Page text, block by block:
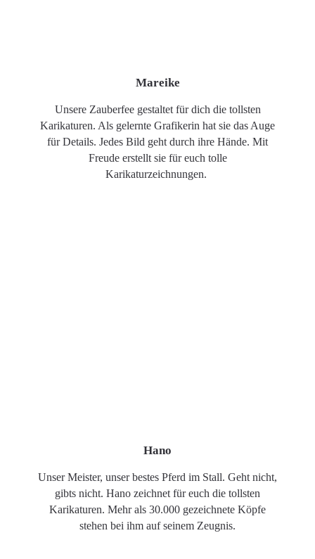
Mareike
Unsere Zauberfee gestaltet für dich die tollsten
Karikaturen. Als gelernte Grafikerin hat sie das Auge
für Details. Jedes Bild geht durch ihre Hände. Mit
Freude erstellt sie für euch tolle
Karikaturzeichnungen.
Hano
Unser Meister, unser bestes Pferd im Stall. Geht nicht,
gibts nicht. Hano zeichnet für euch die tollsten
Karikaturen. Mehr als 30.000 gezeichnete Köpfe
stehen bei ihm auf seinem Zeugnis.